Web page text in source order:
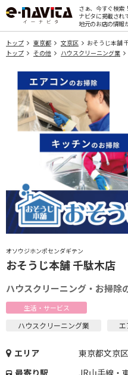
さぁ、今すぐ検索！
ナビタに掲載され
地元のお店の情報
トップ 東京都 文京区
おそうじ本舗
トップ
その他 ハウスクリーニング業
オソウジホンポセンダギテン
おそうじ本舗 千駄木店
ハウスクリーニング・お掃除
生活・サービス
ハウスクリーニング業 エ
エリア
東京都文京区